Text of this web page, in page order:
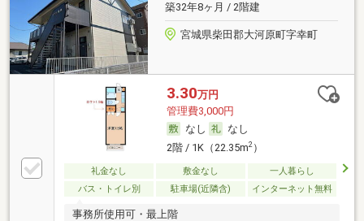
築32年8ヶ月 / 2階建
宮城県柴田郡大河原町字幸町
3.30万円
管理費3,000円
なし
なし
2階 / 1K（22.35m2）
礼金なし 敷金なし
一人暮らし
バス・トイレ別
駐車場(近隣含) インターネット無料
事務所使用可・最上階